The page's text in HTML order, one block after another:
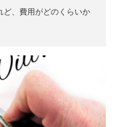
ど、費用がどのくらいか